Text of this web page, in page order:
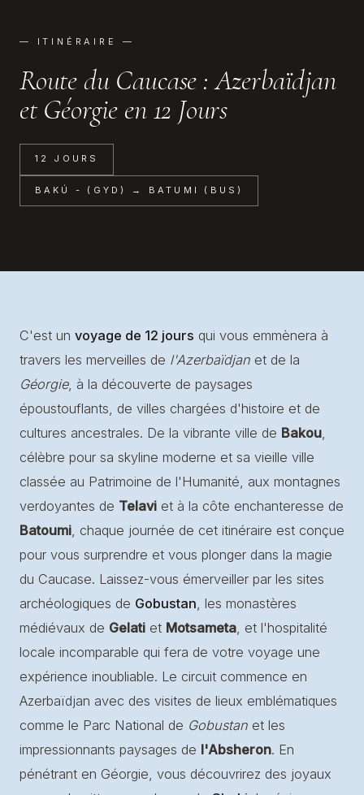
— ITINÉRAIRE —
Route du Caucase : Azerbaïdjan
et Géorgie en 12 Jours
12 JOURS
BAKÚ - (GYD) → BATUMI (BUS)
C'est un voyage de 12 jours qui vous emmènera à
travers les merveilles de l'Azerbaïdjan et de la
Géorgie, à la découverte de paysages
époustouflants, de villes chargées d'histoire et de
cultures ancestrales. De la vibrante ville de Bakou,
célèbre pour sa skyline moderne et sa vieille ville
classée au Patrimoine de l'Humanité, aux montagnes
verdoyantes de Telavi et à la côte enchanteresse de
Batoumi, chaque journée de cet itinéraire est conçue
pour vous surprendre et vous plonger dans la magie
du Caucase. Laissez-vous émerveiller par les sites
archéologiques de Gobustan, les monastères
médiévaux de Gelati et Motsameta, et l'hospitalité
locale incomparable qui fera de votre voyage une
expérience inoubliable. Le circuit commence en
Azerbaïdjan avec des visites de lieux emblématiques
comme le Parc National de Gobustan et les
impressionnants paysages de l'Absheron. En
pénétrant en Géorgie, vous découvrirez des joyaux